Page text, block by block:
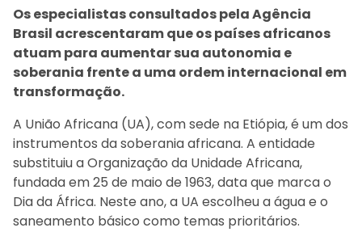
Os especialistas consultados pela Agência
Brasil acrescentaram que os países africanos
atuam para aumentar sua autonomia e
soberania frente a uma ordem internacional em
transformação.
A União Africana (UA), com sede na Etiópia, é um dos
instrumentos da soberania africana. A entidade
substituiu a Organização da Unidade Africana,
fundada em 25 de maio de 1963, data que marca o
Dia da África. Neste ano, a UA escolheu a água e o
saneamento básico como temas prioritários.